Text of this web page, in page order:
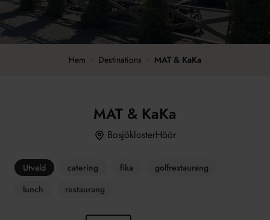
Hem Destinations MAT & KaKa
MAT & KaKa
BosjöklosterHöör
Utvald catering fika
golfrestaurang
lunch
restaurang